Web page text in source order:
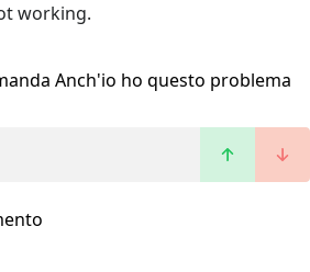
working.
Anch'io ho questo problema